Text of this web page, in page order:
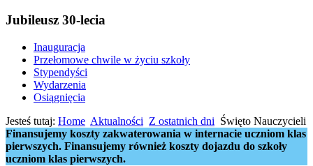
Jubileusz 30-lecia
Inauguracja
Przełomowe chwile w życiu szkoły
Stypendyści
Wydarzenia
Osiągnięcia
Jesteś tutaj: Home Aktualności Z ostatnich dni Święto Nauczycieli
Finansujemy koszty zakwaterowania w internacie uczniom klas
pierwszych. Finansujemy również koszty dojazdu do szkoły
uczniom klas pierwszych.